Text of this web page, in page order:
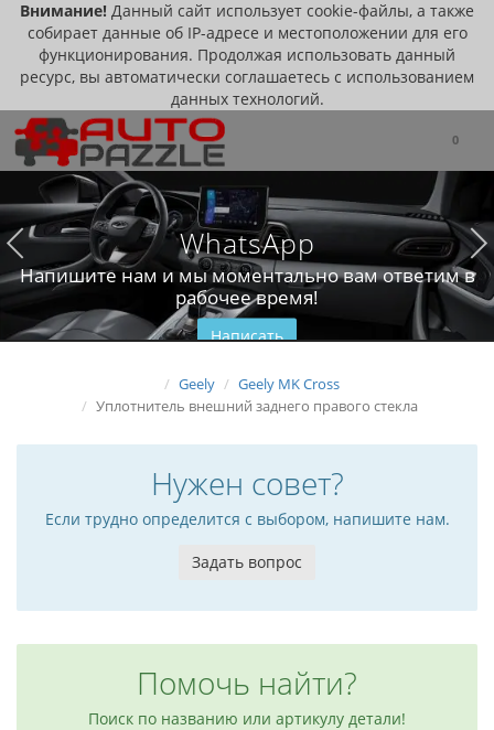
Внимание! Данный сайт использует cookie-файлы, а также
собирает данные об IP-адресе и местоположении для его
функционирования. Продолжая использовать данный
ресурс, вы автоматически соглашаетесь с использованием
данных технологий.
0
WhatsApp
Напишите нам и мы моментально вам ответим в
рабочее время!
Написать
Geely
Geely MK Cross
Уплотнитель внешний заднего правого стекла
Нужен совет?
Если трудно определится с выбором, напишите нам.
Задать вопрос
Помочь найти?
Поиск по названию или артикулу детали!